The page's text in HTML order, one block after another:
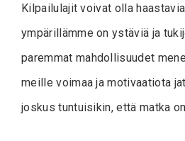
Kilpailulajit voivat olla
ympärillämme on ystäviä ja
paremmat mahdollisuudet
meille voimaa ja motivaatiota
joskus tuntuisikin, että matka